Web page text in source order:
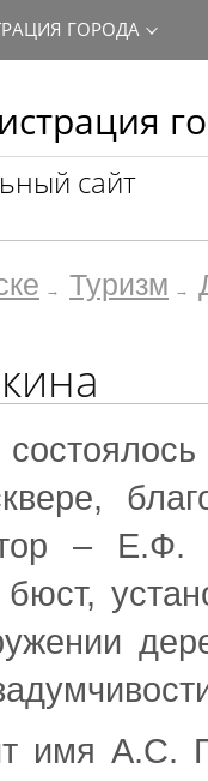
сайт
ГОРОДА
Туризм
– Е.Ф.
имя А.С.